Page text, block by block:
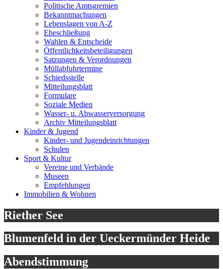
Politische Amtsgremien
Bekanntmachungen
Lebenslagen von A-Z
Eheschließung
Wahlen & Entscheide
Öffentlichkeitsbeteiligungen
Satzungen & Verordnungen
Müllabfuhrtermine
Schiedsstelle
Mitteilungsblatt
Formulare
Soziale Medien
Wasser- u. Abwasserversorgung
Archiv Mitteilungsblatt
Kinder & Jugend
Kinder- und Jugendeinrichtungen
Schulen
Sport & Kultur
Vereine und Verbände
Museen
Empfehlungen
Immobilien & Wohnen
Riether See
Blumenfeld in der Ueckermünder Heide
Abendstimmung